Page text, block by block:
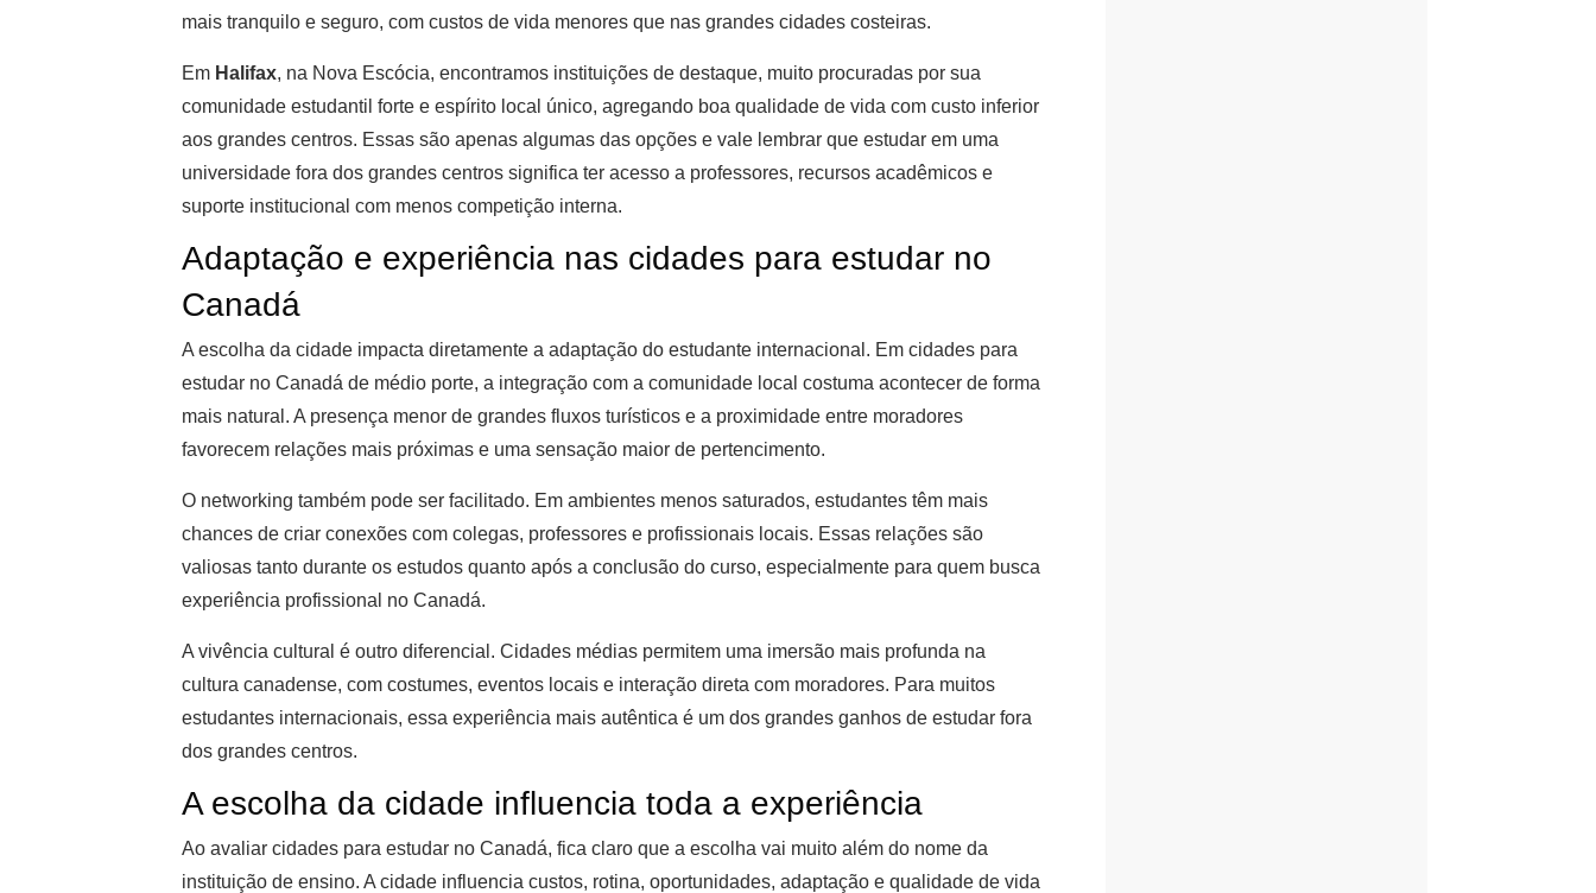
mais tranquilo e seguro, com custos de vida menores que nas grandes cidades costeiras.
Em Halifax, na Nova Escócia, encontramos instituições de destaque, muito procuradas por sua
comunidade estudantil forte e espírito local único, agregando boa qualidade de vida com custo inferior
aos grandes centros. Essas são apenas algumas das opções e vale lembrar que estudar em uma
universidade fora dos grandes centros significa ter acesso a professores, recursos acadêmicos e
suporte institucional com menos competição interna.
Adaptação e experiência nas cidades para estudar no
Canadá
A escolha da cidade impacta diretamente a adaptação do estudante internacional. Em cidades para
estudar no Canadá de médio porte, a integração com a comunidade local costuma acontecer de forma
mais natural. A presença menor de grandes fluxos turísticos e a proximidade entre moradores
favorecem relações mais próximas e uma sensação maior de pertencimento.
O networking também pode ser facilitado. Em ambientes menos saturados, estudantes têm mais
chances de criar conexões com colegas, professores e profissionais locais. Essas relações são
valiosas tanto durante os estudos quanto após a conclusão do curso, especialmente para quem busca
experiência profissional no Canadá.
A vivência cultural é outro diferencial. Cidades médias permitem uma imersão mais profunda na
cultura canadense, com costumes, eventos locais e interação direta com moradores. Para muitos
estudantes internacionais, essa experiência mais autêntica é um dos grandes ganhos de estudar fora
dos grandes centros.
A escolha da cidade influencia toda a experiência
Ao avaliar cidades para estudar no Canadá, fica claro que a escolha vai muito além do nome da
instituição de ensino. A cidade influencia custos, rotina, oportunidades, adaptação e qualidade de vida